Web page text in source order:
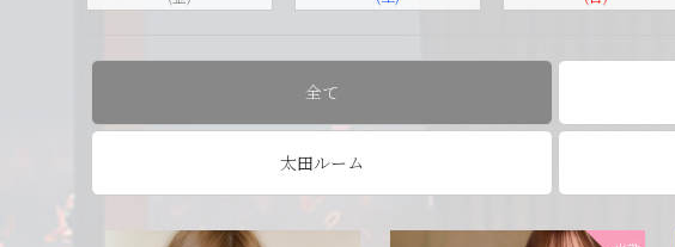
全て
太田ルーム